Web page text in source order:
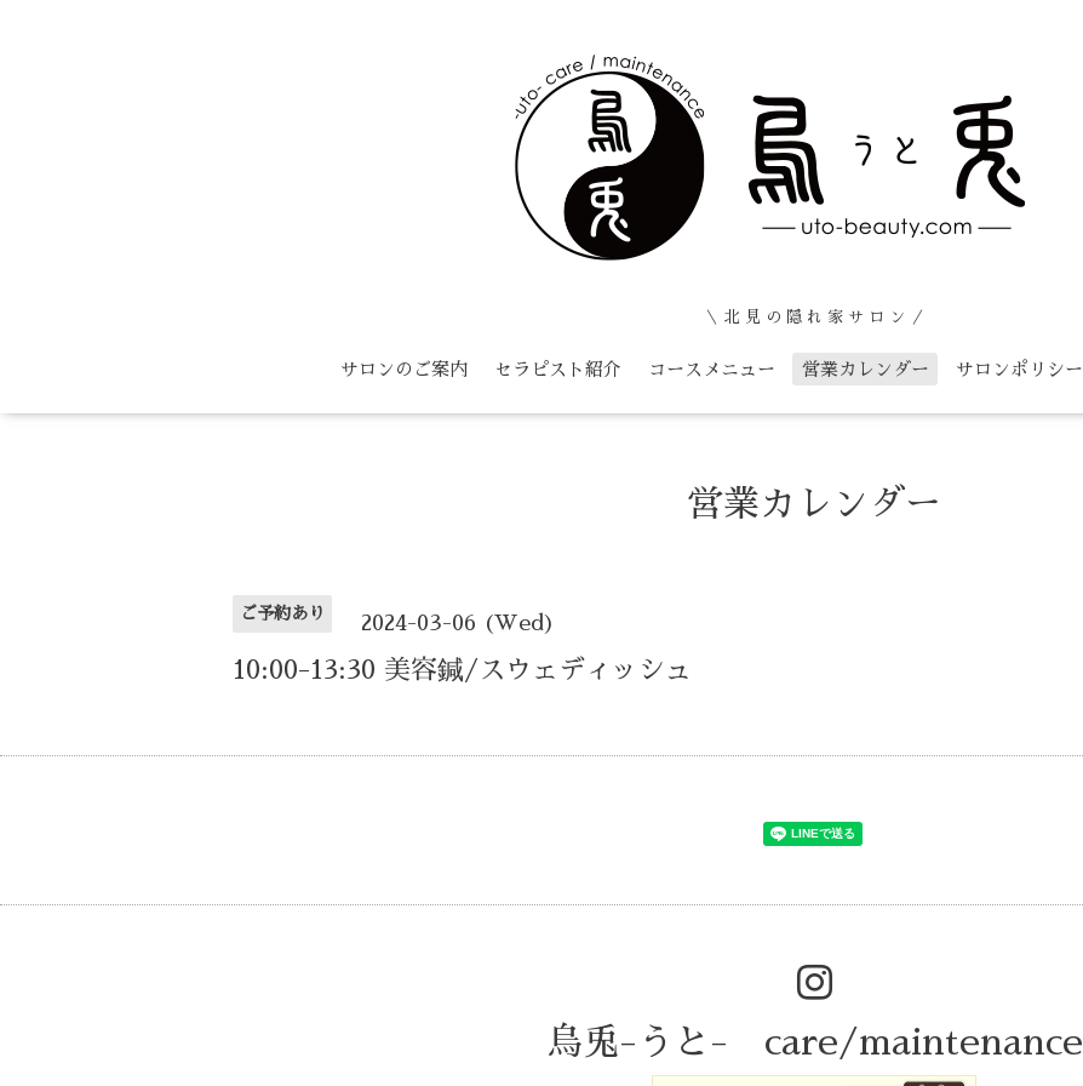
＼ 北 見 の 隠 れ 家 サ ロ ン ／
サロンのご案内 セラピスト紹介 コースメニュー 営業カレンダー サロンポリシー
営業カレンダー
ご予約あり 2024-03-06 (Wed)
10:00-13:30 美容鍼/スウェディッシュ
烏兎-うと- care/maintenance